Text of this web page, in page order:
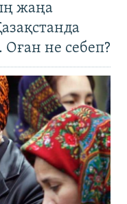
жаңа
Оған не себеп?